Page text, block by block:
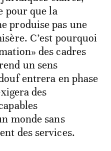
pour que la
produise pas une
C’est pourquoi
des cadres
un sens
entrera en phase
des
monde sans
des services.